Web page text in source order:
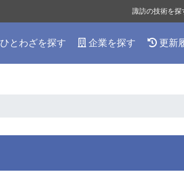
ひとわざを探す 企業を探す 更新
諏訪の技術を